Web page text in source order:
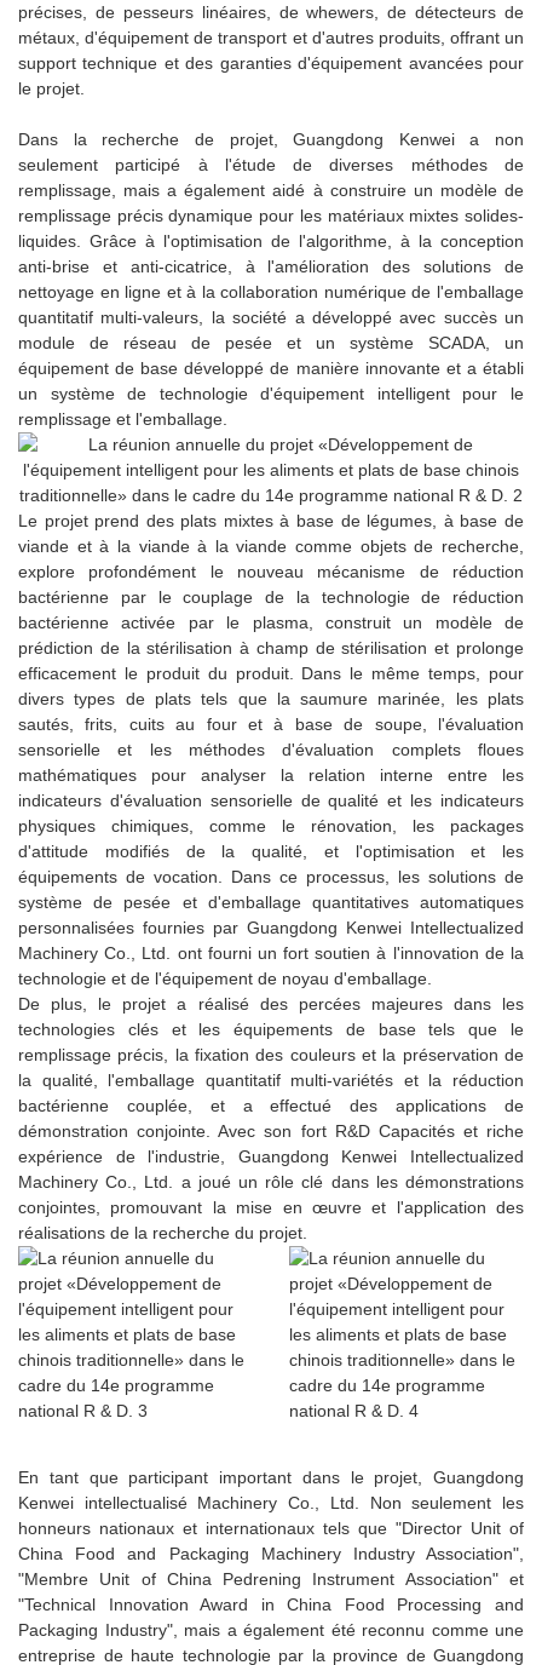
précises, de pesseurs linéaires, de whewers, de détecteurs de
métaux, d'équipement de transport et d'autres produits, offrant un
support technique et des garanties d'équipement avancées pour
le projet.
Dans la recherche de projet, Guangdong Kenwei a non
seulement participé à l'étude de diverses méthodes de
remplissage, mais a également aidé à construire un modèle de
remplissage précis dynamique pour les matériaux mixtes solides-
liquides. Grâce à l'optimisation de l'algorithme, à la conception
anti-brise et anti-cicatrice, à l'amélioration des solutions de
nettoyage en ligne et à la collaboration numérique de l'emballage
quantitatif multi-valeurs, la société a développé avec succès un
module de réseau de pesée et un système SCADA, un
équipement de base développé de manière innovante et a établi
un système de technologie d'équipement intelligent pour le
remplissage et l'emballage.
Le projet prend des plats mixtes à base de légumes, à base de
viande et à la viande à la viande comme objets de recherche,
explore profondément le nouveau mécanisme de réduction
bactérienne par le couplage de la technologie de réduction
bactérienne activée par le plasma, construit un modèle de
prédiction de la stérilisation à champ de stérilisation et prolonge
efficacement le produit du produit. Dans le même temps, pour
divers types de plats tels que la saumure marinée, les plats
sautés, frits, cuits au four et à base de soupe, l'évaluation
sensorielle et les méthodes d'évaluation complets floues
mathématiques pour analyser la relation interne entre les
indicateurs d'évaluation sensorielle de qualité et les indicateurs
physiques chimiques, comme le rénovation, les packages
d'attitude modifiés de la qualité, et l'optimisation et les
équipements de vocation. Dans ce processus, les solutions de
système de pesée et d'emballage quantitatives automatiques
personnalisées fournies par Guangdong Kenwei Intellectualized
Machinery Co., Ltd. ont fourni un fort soutien à l'innovation de la
technologie et de l'équipement de noyau d'emballage.
De plus, le projet a réalisé des percées majeures dans les
technologies clés et les équipements de base tels que le
remplissage précis, la fixation des couleurs et la préservation de
la qualité, l'emballage quantitatif multi-variétés et la réduction
bactérienne couplée, et a effectué des applications de
démonstration conjointe. Avec son fort R&D Capacités et riche
expérience de l'industrie, Guangdong Kenwei Intellectualized
Machinery Co., Ltd. a joué un rôle clé dans les démonstrations
conjointes, promouvant la mise en œuvre et l'application des
réalisations de la recherche du projet.
En tant que participant important dans le projet, Guangdong
Kenwei intellectualisé Machinery Co., Ltd. Non seulement les
honneurs nationaux et internationaux tels que "Director Unit of
China Food and Packaging Machinery Industry Association",
"Membre Unit of China Pedrening Instrument Association" et
"Technical Innovation Award in China Food Processing and
Packaging Industry", mais a également été reconnu comme une
entreprise de haute technologie par la province de Guangdong